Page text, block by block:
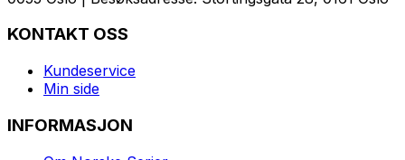
KONTAKT OSS
Kundeservice
Min side
INFORMASJON